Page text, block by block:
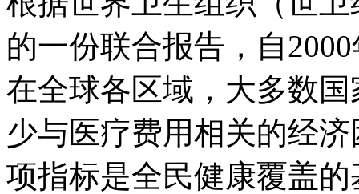
的一份联合报告，自
在全球各区域，大多数
少与医疗费用相关的经
项指标是全民健康覆盖